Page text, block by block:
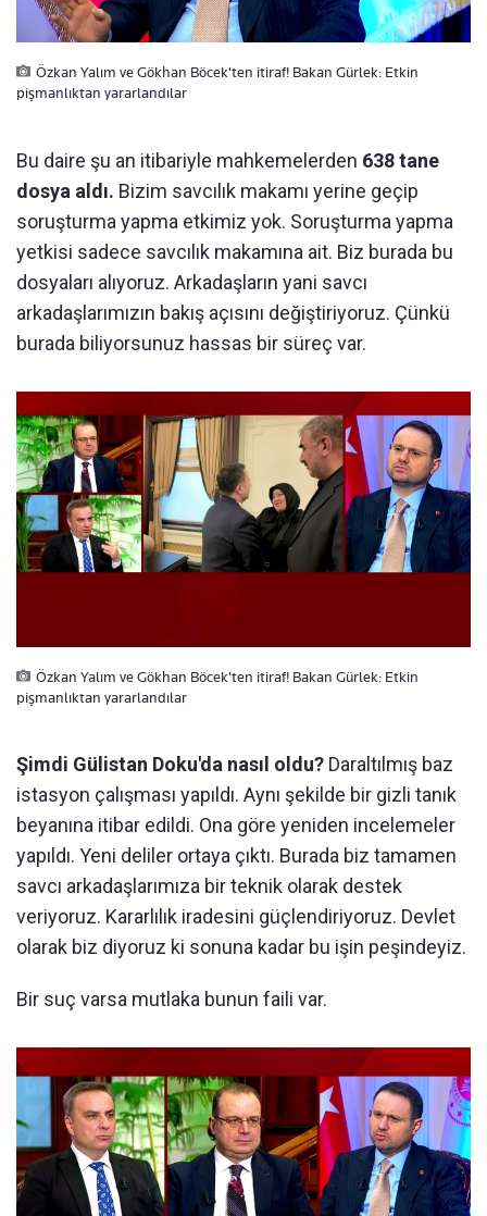
Özkan Yalım ve Gökhan Böcek'ten itiraf! Bakan Gürlek: Etkin
pişmanlıktan yararlandılar
Bu daire şu an itibariyle mahkemelerden 638 tane
dosya aldı. Bizim savcılık makamı yerine geçip
soruşturma yapma etkimiz yok. Soruşturma yapma
yetkisi sadece savcılık makamına ait. Biz burada bu
dosyaları alıyoruz. Arkadaşların yani savcı
arkadaşlarımızın bakış açısını değiştiriyoruz. Çünkü
burada biliyorsunuz hassas bir süreç var.
Özkan Yalım ve Gökhan Böcek'ten itiraf! Bakan Gürlek: Etkin
pişmanlıktan yararlandılar
Şimdi Gülistan Doku'da nasıl oldu? Daraltılmış baz
istasyon çalışması yapıldı. Aynı şekilde bir gizli tanık
beyanına itibar edildi. Ona göre yeniden incelemeler
yapıldı. Yeni deliler ortaya çıktı. Burada biz tamamen
savcı arkadaşlarımıza bir teknik olarak destek
veriyoruz. Kararlılık iradesini güçlendiriyoruz. Devlet
olarak biz diyoruz ki sonuna kadar bu işin peşindeyiz.
Bir suç varsa mutlaka bunun faili var.